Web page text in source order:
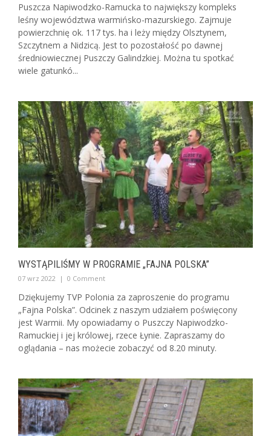
Puszcza Napiwodzko-Ramucka to największy kompleks
leśny województwa warmińsko-mazurskiego. Zajmuje
powierzchnię ok. 117 tys. ha i leży między Olsztynem,
Szczytnem a Nidzicą. Jest to pozostałość po dawnej
średniowiecznej Puszczy Galindzkiej. Można tu spotkać
wiele gatunkó...
WYSTĄPILIŚMY W PROGRAMIE „FAJNA POLSKA”
07 wrz 2022 | 0 Comment
Dziękujemy TVP Polonia za zaproszenie do programu
„Fajna Polska”. Odcinek z naszym udziałem poświęcony
jest Warmii. My opowiadamy o Puszczy Napiwodzko-
Ramuckiej i jej królowej, rzece Łynie. Zapraszamy do
oglądania – nas możecie zobaczyć od 8.20 minuty.